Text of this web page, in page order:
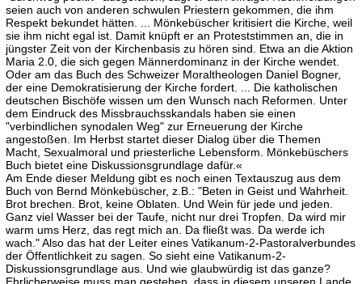
seien auch von anderen schwulen Priestern gekommen, die ihm
Respekt bekundet hätten. ... Mönkebüscher kritisiert die Kirche, weil
sie ihm nicht egal ist. Damit knüpft er an Proteststimmen an, die in
jüngster Zeit von der Kirchenbasis zu hören sind. Etwa an die Aktion
Maria 2.0, die sich gegen Männerdominanz in der Kirche wendet.
Oder am das Buch des Schweizer Moraltheologen Daniel Bogner,
der eine Demokratisierung der Kirche fordert. ... Die katholischen
deutschen Bischöfe wissen um den Wunsch nach Reformen. Unter
dem Eindruck des Missbrauchsskandals haben sie einen
"verbindlichen synodalen Weg" zur Erneuerung der Kirche
angestoßen. Im Herbst startet dieser Dialog über die Themen
Macht, Sexualmoral und priesterliche Lebensform. Mönkebüschers
Buch bietet eine Diskussionsgrundlage dafür.«
Am Ende dieser Meldung gibt es noch einen Textauszug aus dem
Buch von Bernd Mönkebüscher, z.B.: "Beten in Geist und Wahrheit.
Brot brechen. Brot, keine Oblaten. Und Wein für jede und jeden.
Ganz viel Wasser bei der Taufe, nicht nur drei Tropfen. Da wird mir
warm ums Herz, das regt mich an. Da fließt was. Da werde ich
wach." Also das hat der Leiter eines Vatikanum-2-Pastoralverbundes
der Öffentlichkeit zu sagen. So sieht eine Vatikanum-2-
Diskussionsgrundlage aus. Und wie glaubwürdig ist das ganze?